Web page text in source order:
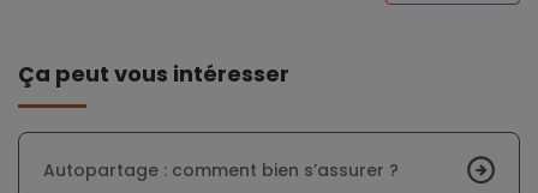
Ça peut vous intéresser
Autopartage : comment bien s’assurer ?